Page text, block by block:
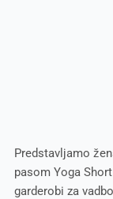
Predstavljamo
pasom Yoga
garderobi za